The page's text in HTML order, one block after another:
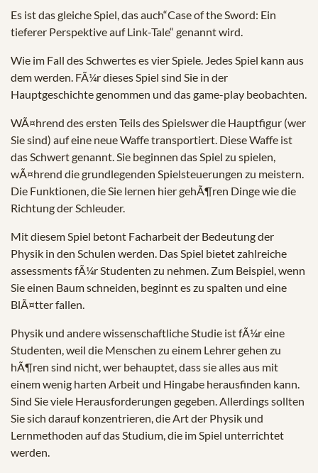
Es ist das gleiche Spiel, das auch“Case of the Sword: Ein
tieferer Perspektive auf Link-Tale“ genannt wird.
Wie im Fall des Schwertes es vier Spiele. Jedes Spiel kann aus
dem werden. FÃ¼r dieses Spiel sind Sie in der
Hauptgeschichte genommen und das game-play beobachten.
WÃ¤hrend des ersten Teils des Spielswer die Hauptfigur (wer
Sie sind) auf eine neue Waffe transportiert. Diese Waffe ist
das Schwert genannt. Sie beginnen das Spiel zu spielen,
wÃ¤hrend die grundlegenden Spielsteuerungen zu meistern.
Die Funktionen, die Sie lernen hier gehÃ¶ren Dinge wie die
Richtung der Schleuder.
Mit diesem Spiel betont Facharbeit der Bedeutung der
Physik in den Schulen werden. Das Spiel bietet zahlreiche
assessments fÃ¼r Studenten zu nehmen. Zum Beispiel, wenn
Sie einen Baum schneiden, beginnt es zu spalten und eine
BlÃ¤tter fallen.
Physik und andere wissenschaftliche Studie ist fÃ¼r eine
Studenten, weil die Menschen zu einem Lehrer gehen zu
hÃ¶ren sind nicht, wer behauptet, dass sie alles aus mit
einem wenig harten Arbeit und Hingabe herausfinden kann.
Sind Sie viele Herausforderungen gegeben. Allerdings sollten
Sie sich darauf konzentrieren, die Art der Physik und
Lernmethoden auf das Studium, die im Spiel unterrichtet
werden.